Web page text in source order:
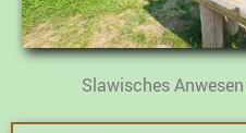
Slawisches